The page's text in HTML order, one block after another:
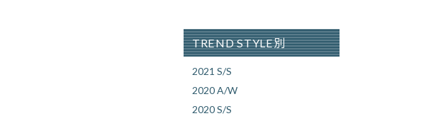
TREND STYLE別
2021 S/S
2020 A/W
2020 S/S